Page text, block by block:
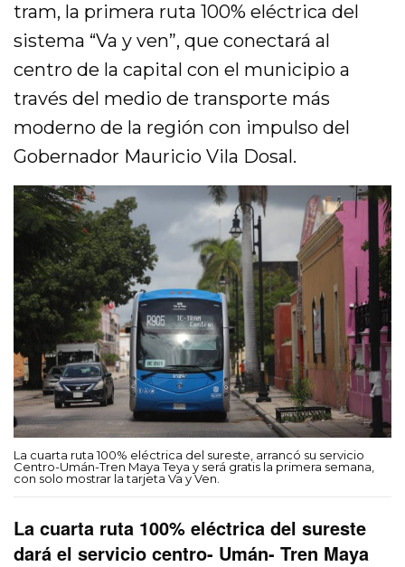
tram, la primera ruta 100% eléctrica del
sistema “Va y ven”, que conectará al
centro de la capital con el municipio a
través del medio de transporte más
moderno de la región con impulso del
Gobernador Mauricio Vila Dosal.
La cuarta ruta 100% eléctrica del sureste, arrancó su servicio
Centro-Umán-Tren Maya Teya y será gratis la primera semana,
con solo mostrar la tarjeta Va y Ven.
La cuarta ruta 100% eléctrica del sureste
dará el servicio centro- Umán- Tren Maya